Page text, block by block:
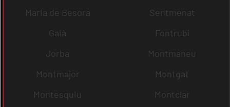
Maria de Besora
Sentmenat
Gaià
Fontrubí
Jorba
Montmaneu
Montmajor
Montgat
Montesquiu
Montclar